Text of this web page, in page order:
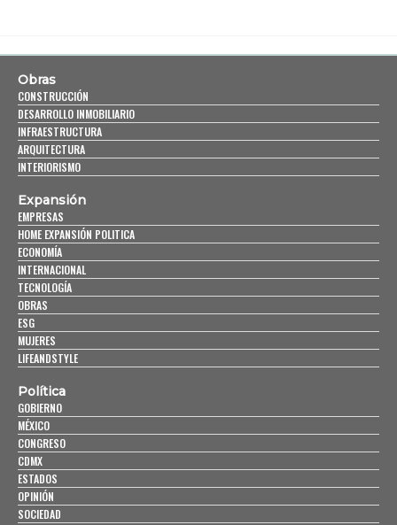
Obras
CONSTRUCCIÓN
DESARROLLO INMOBILIARIO
INFRAESTRUCTURA
ARQUITECTURA
INTERIORISMO
Expansión
EMPRESAS
HOME EXPANSIÓN POLITICA
ECONOMÍA
INTERNACIONAL
TECNOLOGÍA
OBRAS
ESG
MUJERES
LIFEANDSTYLE
Política
GOBIERNO
MÉXICO
CONGRESO
CDMX
ESTADOS
OPINIÓN
SOCIEDAD